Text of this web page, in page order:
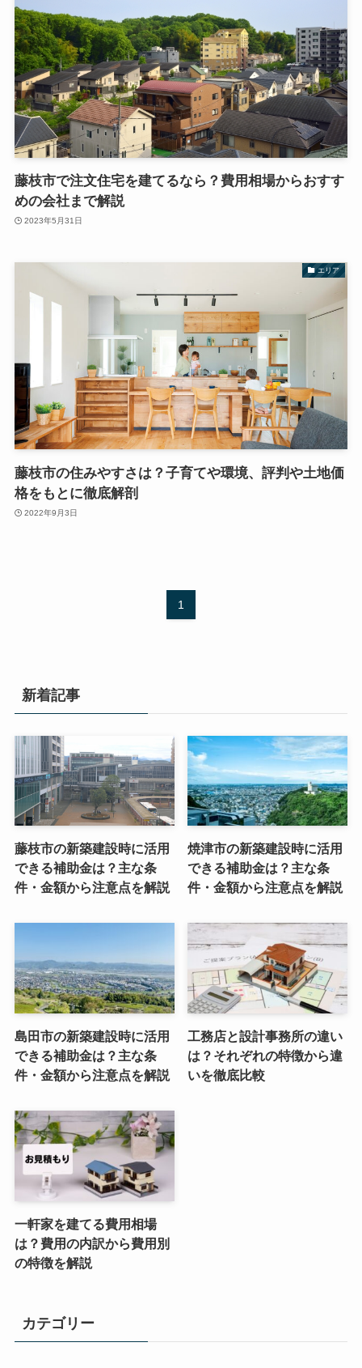
藤枝市で注文住宅を建てるなら？費用相場からおすす
めの会社まで解説
2023年5月31日
エリア
藤枝市の住みやすさは？子育てや環境、評判や土地価
格をもとに徹底解剖
2022年9月3日
1
新着記事
藤枝市の新築建設時に活用
できる補助金は？主な条
件・金額から注意点を解説
焼津市の新築建設時に活用
できる補助金は？主な条
件・金額から注意点を解説
島田市の新築建設時に活用
できる補助金は？主な条
件・金額から注意点を解説
工務店と設計事務所の違い
は？それぞれの特徴から違
いを徹底比較
一軒家を建てる費用相場
は？費用の内訳から費用別
の特徴を解説
カテゴリー